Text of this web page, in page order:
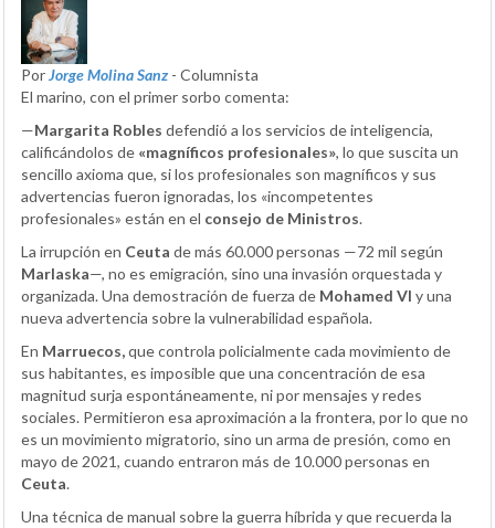
PorJorge Molina Sanz - Columnista
El marino, con el primer sorbo comenta:
—Margarita Robles defendió a los servicios de inteligencia,
calificándolos de «magníficos profesionales», lo que suscita un
sencillo axioma que, si los profesionales son magníficos y sus
advertencias fueron ignoradas, los «incompetentes
profesionales» están en el consejo de Ministros.
La irrupción en Ceuta de más 60.000 personas —72 mil según
Marlaska—, no es emigración, sino una invasión orquestada y
organizada. Una demostración de fuerza de Mohamed VI y una
nueva advertencia sobre la vulnerabilidad española.
En Marruecos,que controla policialmente cada movimiento de
sus habitantes, es imposible que una concentración de esa
magnitud surja espontáneamente, ni por mensajes y redes
sociales. Permitieron esa aproximación a la frontera, por lo que no
es un movimiento migratorio, sino un arma de presión, como en
mayo de 2021, cuando entraron más de 10.000 personas en
Ceuta.
Una técnica de manual sobre la guerra híbrida y que recuerda la